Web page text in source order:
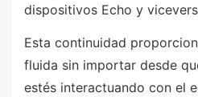
dispositivos Echo y
Esta continuidad
fluida sin importar desde
estés interactuando con el